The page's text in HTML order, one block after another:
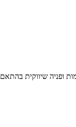
ופניה שיווקית בהתאם